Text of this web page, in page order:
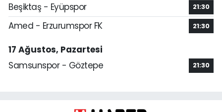
Beşiktaş - Eyüpspor 21:30
Amed - Erzurumspor FK 21:30
17 Ağustos, Pazartesi
Samsunspor - Göztepe
21:30